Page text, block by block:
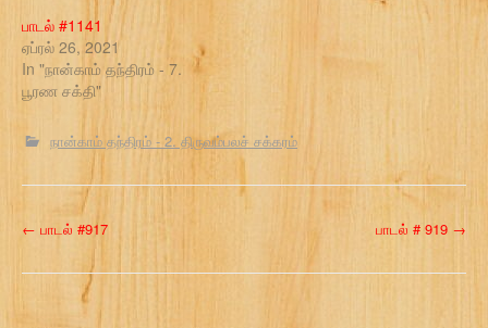
பாடல் #1141
ஏப்ரல் 26, 2021
In "நான்காம் தந்திரம் - 7.
பூரண சக்தி"
நான்காம் தந்திரம் - 2. திருவம்பலச் சக்கரம்
P
o
s
← பாடல் #917 பாடல் # 919 →